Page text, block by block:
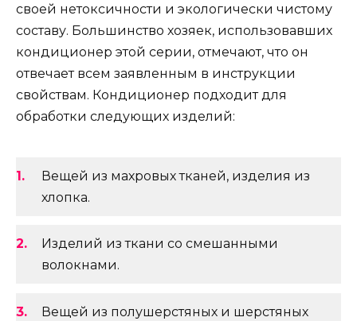
своей нетоксичности и экологически чистому
составу. Большинство хозяек, использовавших
кондиционер этой серии, отмечают, что он
отвечает всем заявленным в инструкции
свойствам. Кондиционер подходит для
обработки следующих изделий:
Вещей из махровых тканей, изделия из
хлопка.
Изделий из ткани со смешанными
волокнами.
Вещей из полушерстяных и шерстяных